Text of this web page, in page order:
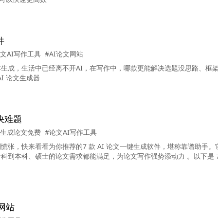
AI写作工具 #AI论文网站
成，生活中已经离不开AI，在写作中，哪款更能解决选题没思路、框
论文生成器
难题
成论文免费 #论文AI写作工具
张，快来看看为你推荐的7 款 AI 论文一键生成软件，堪称靠谱助手。
到本科、硕士的论文需求都能满足，为论文写作强势添动力 。以下是
站